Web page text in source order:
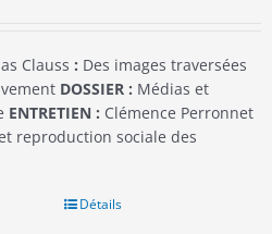
Clauss : Des images traversées
DOSSIER : Médias et
ENTRETIEN : Clémence Perronnet
reproduction sociale des
CeDétails